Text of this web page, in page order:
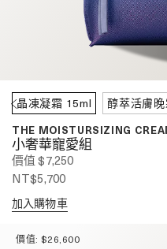
晶凍凝霜 15ml 醇萃活膚
THE MOISTURSIZING
小奢華寵愛組
價值 $7,250
NT$5,700
加入購物車
價值: $26,600